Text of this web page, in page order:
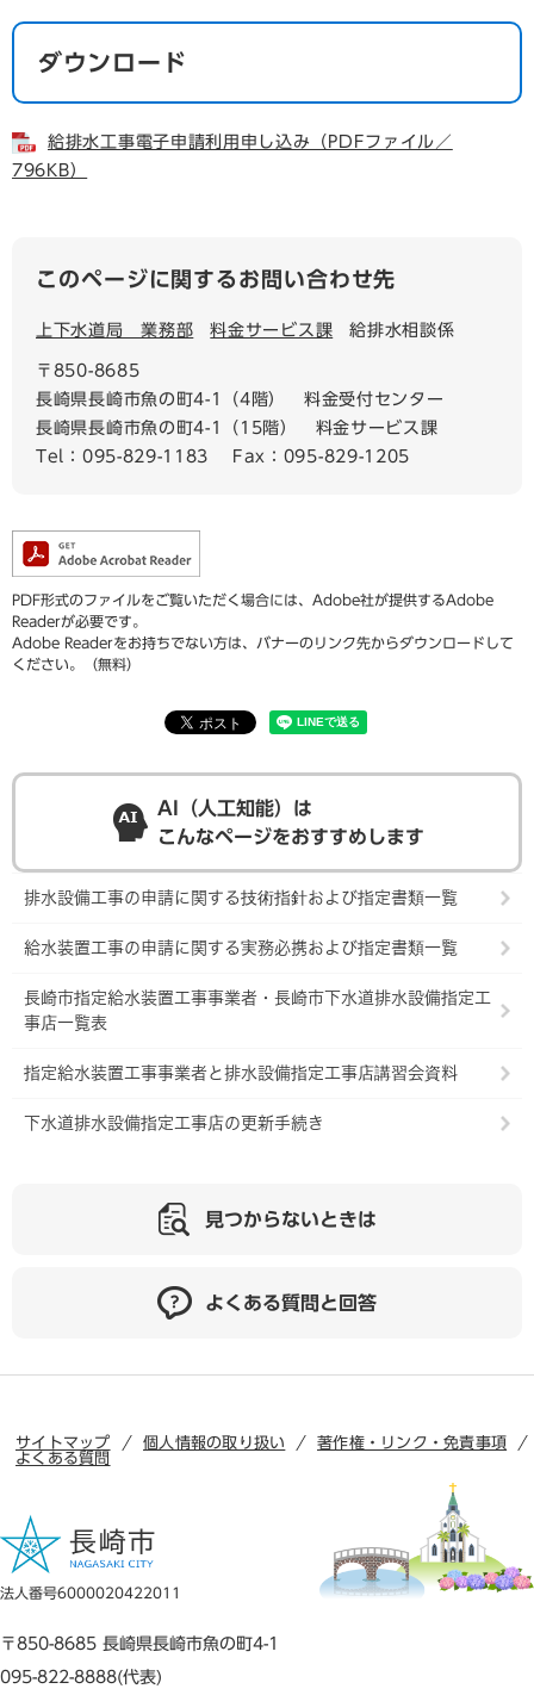
ダウンロード
給排水工事電子申請利用申し込み（PDFファイル／
796KB）
このページに関するお問い合わせ先
上下水道局 業務部 料金サービス課 給排水相談係
〒850-8685
長崎県長崎市魚の町4-1（4階） 料金受付センター
長崎県長崎市魚の町4-1（15階） 料金サービス課
Tel：095-829-1183
Fax：095-829-1205
PDF形式のファイルをご覧いただく場合には、Adobe社が提供するAdobe
Readerが必要です。
Adobe Readerをお持ちでない方は、バナーのリンク先からダウンロードして
ください。（無料）
AI（人工知能）は
こんなページをおすすめします
排水設備工事の申請に関する技術指針および指定書類一覧
給水装置工事の申請に関する実務必携および指定書類一覧
長崎市指定給水装置工事事業者・長崎市下水道排水設備指定工
事店一覧表
指定給水装置工事事業者と排水設備指定工事店講習会資料
下水道排水設備指定工事店の更新手続き
見つからないときは
よくある質問と回答
サイトマップ 個人情報の取り扱い
著作権・リンク・免責事項
よくある質問
法人番号6000020422011
〒850-8685 長崎県長崎市魚の町4-1
095-822-8888(代表)